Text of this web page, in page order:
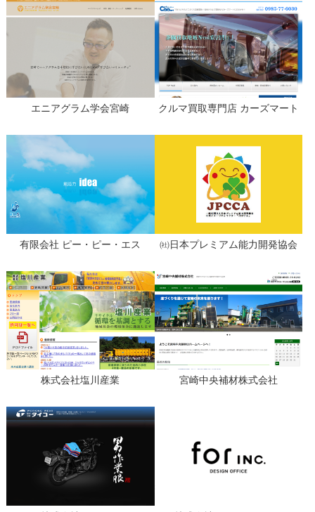
エニアグラム学会宮崎 クルマ買取専門店 カーズマート
有限会社 ピー・ピー・エス ㈳日本プレミアム能力開発協会
株式会社塩川産業 宮崎中央補材株式会社